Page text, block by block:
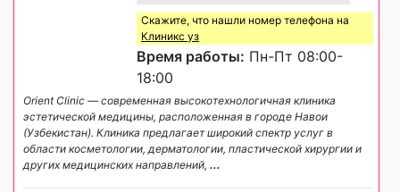
Скажите, что нашли номер телефона на
Клиникс уз
Время работы: Пн-Пт 08:00-
18:00
Orient Clinic — современная высокотехнологичная клиника
эстетической медицины, расположенная в городе Навои
(Узбекистан). Клиника предлагает широкий спектр услуг в
области косметологии, дерматологии, пластической хирургии и
других медицинских направлений, ...